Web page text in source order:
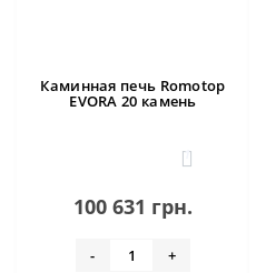
Каминная печь Romotop
EVORA 20 камень
1
100 631 грн.
- +